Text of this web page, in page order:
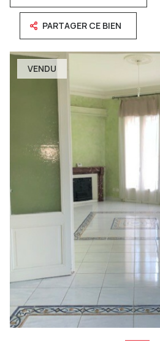
PARTAGER CE BIEN
VENDU